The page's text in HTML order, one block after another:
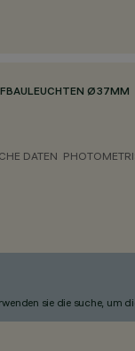
Ø37MM
DATEN
sie die suche, um